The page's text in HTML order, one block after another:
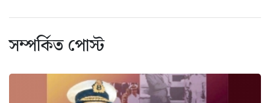
সম্পর্কিত পোস্ট